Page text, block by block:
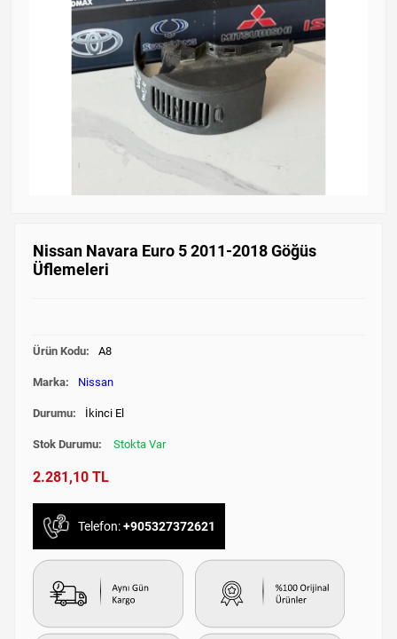
Nissan Navara Euro 5 2011-2018 Göğüs
Üflemeleri
Ürün Kodu: A8
Marka: Nissan
Durumu: İkinci El
Stok Durumu: Stokta Var
2.281,10 TL
Telefon:+905327372621